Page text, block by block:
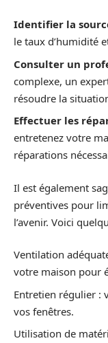
Identifier la
le taux d’humidité
Consulter un
complexe, un
résoudre la
Effectuer les
entretenez votre
réparations
Il est également
préventives pour
l’avenir. Voici
Ventilation
votre maison pour
Entretien régulier :
vos fenêtres.
Utilisation de